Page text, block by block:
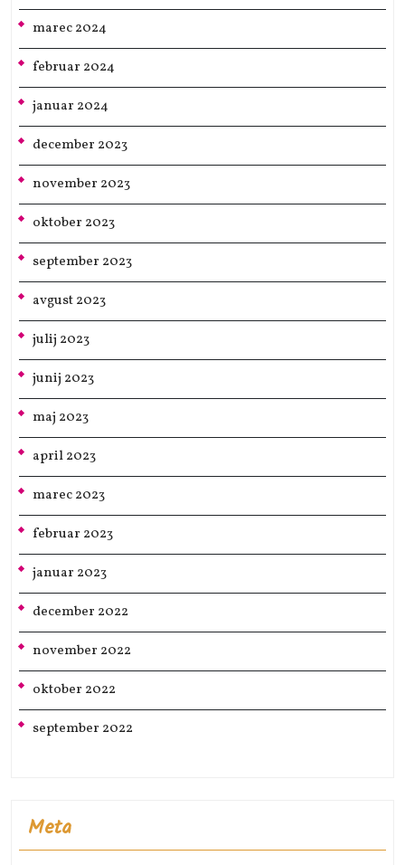
marec 2024
februar 2024
januar 2024
december 2023
november 2023
oktober 2023
september 2023
avgust 2023
julij 2023
junij 2023
maj 2023
april 2023
marec 2023
februar 2023
januar 2023
december 2022
november 2022
oktober 2022
september 2022
Meta